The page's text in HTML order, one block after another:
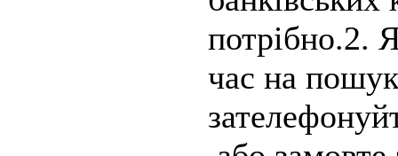
потрібно.2.
час на пошук